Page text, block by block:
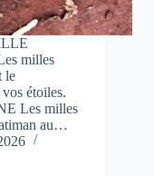
milles
le
étoiles.
Les milles
au…